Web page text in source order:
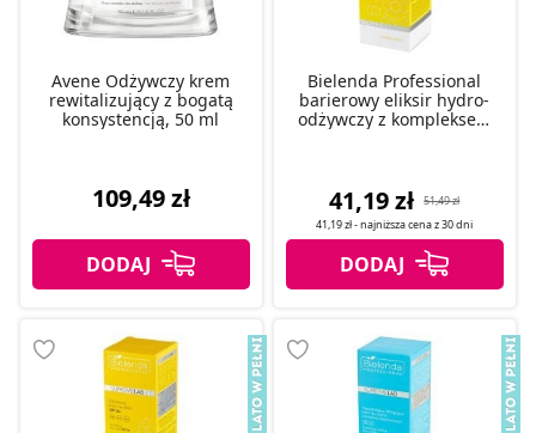
Avene Odżywczy krem
rewitalizujący z bogatą
konsystencją, 50 ml
109,49 zł
Bielenda Professional
barierowy eliksir hydro-
odżywczy z kompleksem
41,19 zł
51,49 zł
41,19 zł- najniższa cena z30 dni